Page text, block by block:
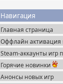
Навигация
Главная страница
Оффлайн активация
Steam-аккаунты игр
Горячие новинки
Анонсы новых игр